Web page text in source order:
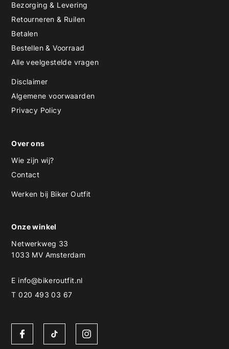
Bezorging & Levering
Retourneren & Ruilen
Betalen
Bestellen & Voorraad
Alle veelgestelde vragen
Disclaimer
Algemene voorwaarden
Privacy Policy
Over ons
Wie zijn wij?
Contact
Werken bij Biker Outfit
Onze winkel
Netwerkweg 33
1033 MV Amsterdam
E info@bikeroutfit.nl
T 020 493 03 67